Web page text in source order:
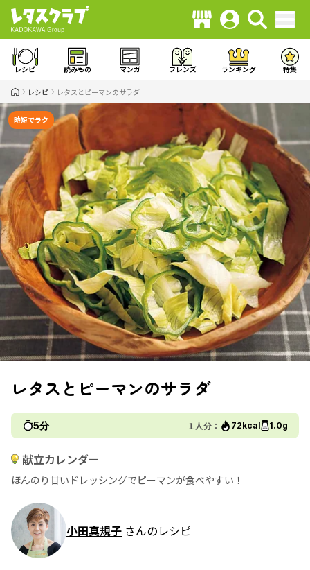
レシピ 読みもの マンガ フレンズ ランキング 特集
レシピ レタスとピーマンのサラダ
時短でラク
レタスとピーマンのサラダ
5分 １人分： 72kcal 1.0g
献立カレンダー
ほんのり甘いドレッシングでピーマンが食べやすい！
小田真規子 さんのレシピ